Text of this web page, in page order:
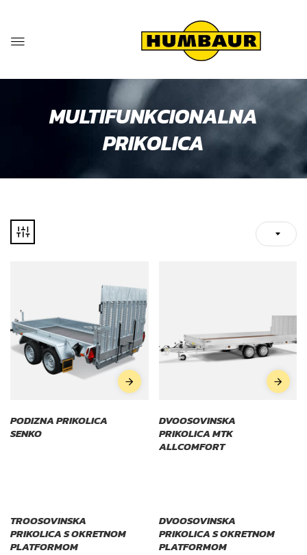
MULTIFUNKCIONALNA
PRIKOLICA
PODIZNA PRIKOLICA
SENKO
DVOOSOVINSKA
PRIKOLICA MTK
ALLCOMFORT
TROOSOVINSKA
PRIKOLICA S OKRETNOM
PLATFORMOM
DVOOSOVINSKA
PRIKOLICA S OKRETNOM
PLATFORMOM